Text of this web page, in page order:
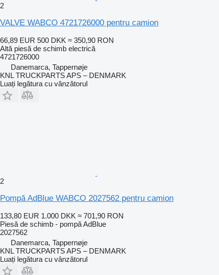
2
VALVE WABCO 4721726000 pentru camion
66,89 EUR 500 DKK ≈ 350,90 RON
Altă piesă de schimb electrică
4721726000
Danemarca, Tappernøje
KNL TRUCKPARTS APS – DENMARK
Luați legătura cu vânzătorul
2
Pompă AdBlue WABCO 2027562 pentru camion
133,80 EUR 1.000 DKK ≈ 701,90 RON
Piesă de schimb - pompă AdBlue
2027562
Danemarca, Tappernøje
KNL TRUCKPARTS APS – DENMARK
Luați legătura cu vânzătorul